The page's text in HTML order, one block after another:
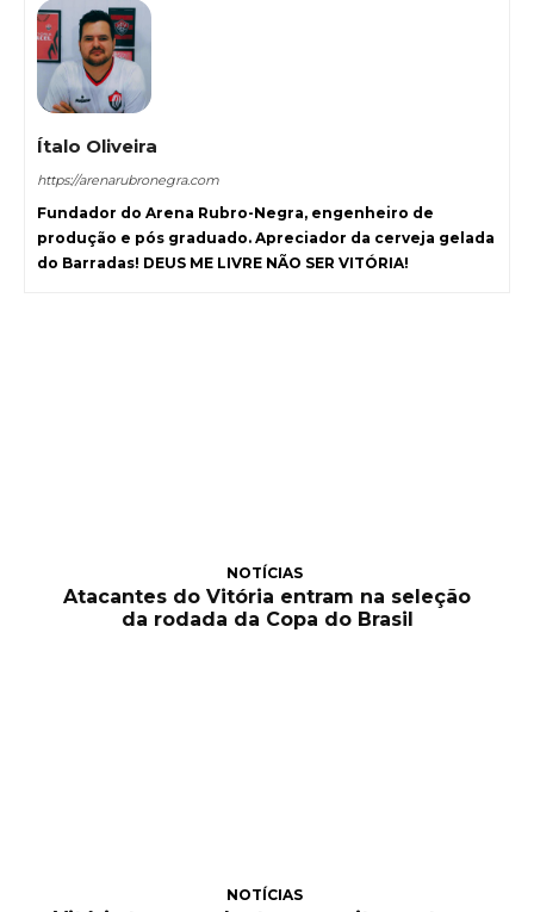
Ítalo Oliveira
https://arenarubronegra.com
Fundador do Arena Rubro-Negra, engenheiro de
produção e pós graduado. Apreciador da cerveja gelada
do Barradas! DEUS ME LIVRE NÃO SER VITÓRIA!
NOTÍCIAS
Atacantes do Vitória entram na seleção
da rodada da Copa do Brasil
NOTÍCIAS